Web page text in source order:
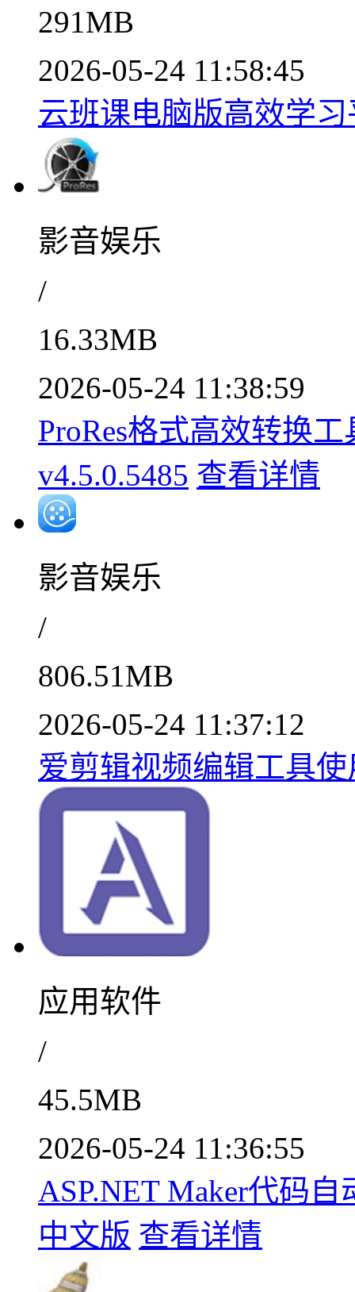
291MB
2026-05-24 11:58:45
云班课电脑版高效学
影音娱乐
/
16.33MB
2026-05-24 11:38:59
ProRes格式高效转换
v4.5.0.5485 查看详情
影音娱乐
/
806.51MB
2026-05-24 11:37:12
爱剪辑视频编辑工具
应用软件
/
45.5MB
2026-05-24 11:36:55
ASP.NET Maker代码
中文版 查看详情